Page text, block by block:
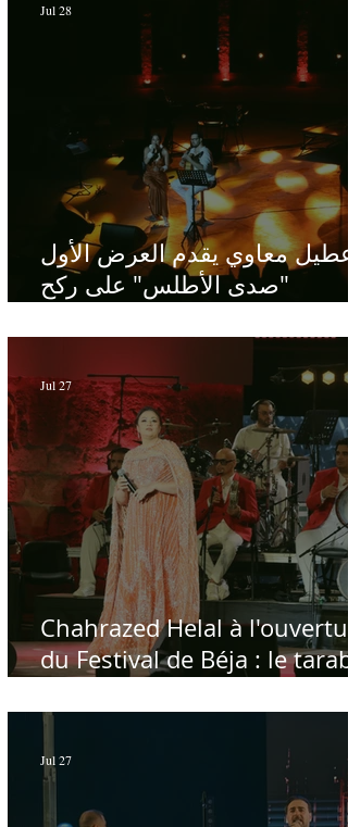
عطيل معاوي يقدم العرض الأول
"صدى الأطلس" على ركح
طابعها الخاص
Jul 28
Chahrazed Helal à
du Festival de Béja : le tarab
Jul 27
Jul 27